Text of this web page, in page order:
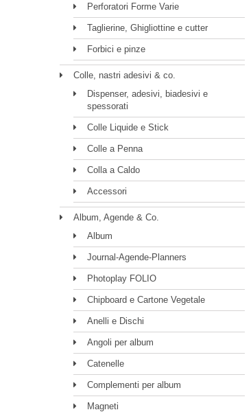
Perforatori Forme Varie
Taglierine, Ghigliottine e cutter
Forbici e pinze
Colle, nastri adesivi & co.
Dispenser, adesivi, biadesivi e
spessorati
Colle Liquide e Stick
Colle a Penna
Colla a Caldo
Accessori
Album, Agende & Co.
Album
Journal-Agende-Planners
Photoplay FOLIO
Chipboard e Cartone Vegetale
Anelli e Dischi
Angoli per album
Catenelle
Complementi per album
Magneti